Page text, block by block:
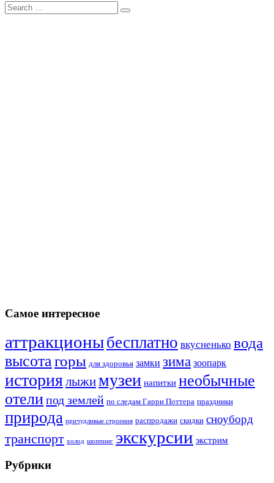
Результаты
поиска
Самое интересное
аттракционыбесплатно вкусненько вода
высота горы для здоровья замки зима зоопарк
историялыжимузеи напитки необычные
отелипод землей по следам Гарри Поттера праздники
природа причудливые строения распродажи скидки сноуборд
транспорт холод шоппинг экскурсии экстрим
Рубрики